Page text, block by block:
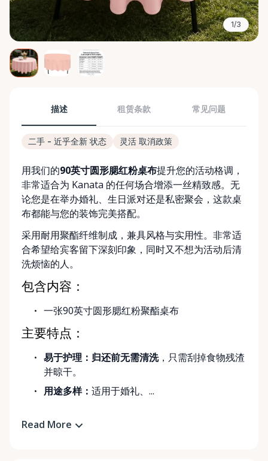
1/3
描述 租赁条款 常见问题
二手 - 近乎全新 状态 灵活 取消政策
用我们的90英寸圆形腮红粉桌布提升您的活动格调，
非常适合为 Kanata 的任何场合增添一丝精致感。无
论您是在举办婚礼、生日派对还是私密聚会，这款桌
布都能与您的装饰完美搭配。
采用耐用聚酯纤维制成，兼具风格与实用性。非常适
合希望给宾客留下深刻印象，同时又不想为活动后清
洗烦恼的人。
包含内容：
一张90英寸圆形腮红粉聚酯桌布
主要特点：
易于护理： 归还前无需清洗，只需刮掉食物残渣
并晾干。
用途多样：适用于婚礼、...
Read More